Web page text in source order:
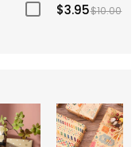
$3.95$10.00